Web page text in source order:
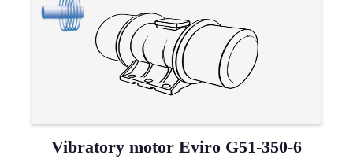
Vibratory motor Eviro G51-350-6